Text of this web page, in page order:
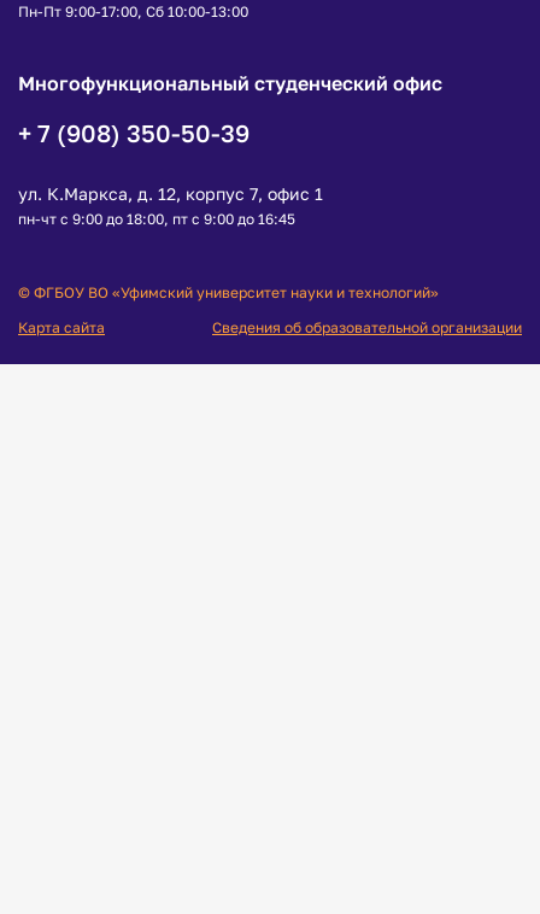
Пн-Пт 9:00-17:00, Сб 10:00-13:00
Многофункциональный студенческий офис
+ 7 (908) 350-50-39
ул. К.Маркса, д. 12, корпус 7, офис 1
пн-чт с 9:00 до 18:00, пт с 9:00 до 16:45
© ФГБОУ ВО «Уфимский университет науки и технологий»
Карта сайта
Сведения об образовательной организации